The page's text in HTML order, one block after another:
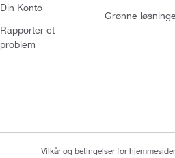
Din Konto
Rapporter et
problem
Grønne
Vilkår og betingelser for